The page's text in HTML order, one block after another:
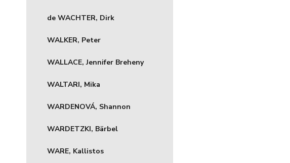
de WACHTER, Dirk
WALKER, Peter
WALLACE, Jennifer Breheny
WALTARI, Mika
WARDENOVÁ, Shannon
WARDETZKI, Bärbel
WARE, Kallistos